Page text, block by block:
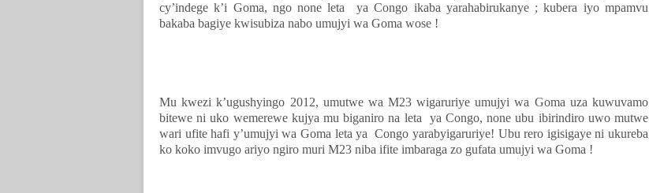
cy’indege k’i Goma, ngo none leta ya Congo ikaba yarahabirukanye ; kubera iyo mpamvu
bakaba bagiye kwisubiza nabo umujyi wa Goma wose !
Mu kwezi k’ugushyingo 2012, umutwe wa M23 wigaruriye umujyi wa Goma uza kuwuvamo
bitewe ni uko wemerewe kujya mu biganiro na leta ya Congo, none ubu ibirindiro uwo mutwe
wari ufite hafi y’umujyi wa Goma leta ya Congo yarabyigaruriye! Ubu rero igisigaye ni ukureba
ko koko imvugo ariyo ngiro muri M23 niba ifite imbaraga zo gufata umujyi wa Goma !